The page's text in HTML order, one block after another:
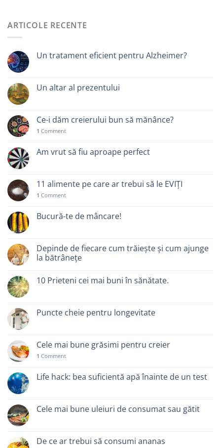
ARTICOLE RECENTE
Un tratament eficient pentru Alzheimer?
Un altar al prezentului
Ce-i dăm creierului bun să mănânce?
1 Comment
Am vrut să fiu aproape perfect
11 alimente pe care ar trebui să le EVIȚI
1 Comment
Bucură-te de mâncare!
Depinde de fiecare cum trăiește și cum ajunge
la bătrânețe
10 Prieteni cei mai buni în sănătate.
Puncte cheie pentru longevitate
Cele mai bune grăsimi pentru creier
1 Comment
Life hack: bea suficientă apă înainte de un test
Cele mai bune uleiuri de consumat sau gătit
De ce ar trebui să consumi ananas